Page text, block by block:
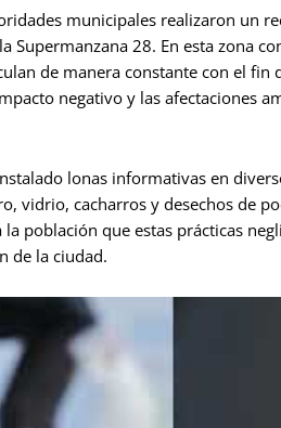
municipales realizaron un
Supermanzana 28. En esta zona
de manera constante con el fin
negativo y las afectaciones
lonas informativas en
vidrio, cacharros y desechos de
población que estas prácticas
de la ciudad.